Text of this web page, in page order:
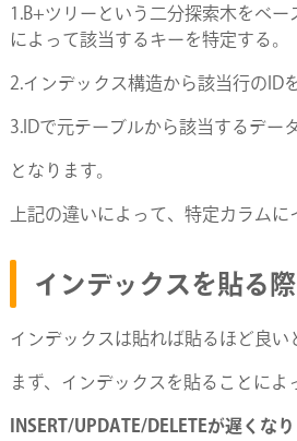
1.B+ツリーという二分探索木をベ
によって該当するキーを特定する。
2.インデックス構造から該当行のID
3.IDで元テーブルから該当するデー
となります。
上記の違いによって、特定カラム
インデックスを貼る
インデックスは貼れば貼るほど良い
まず、インデックスを貼ることによ
INSERT/UPDATE/DELETEが遅くな